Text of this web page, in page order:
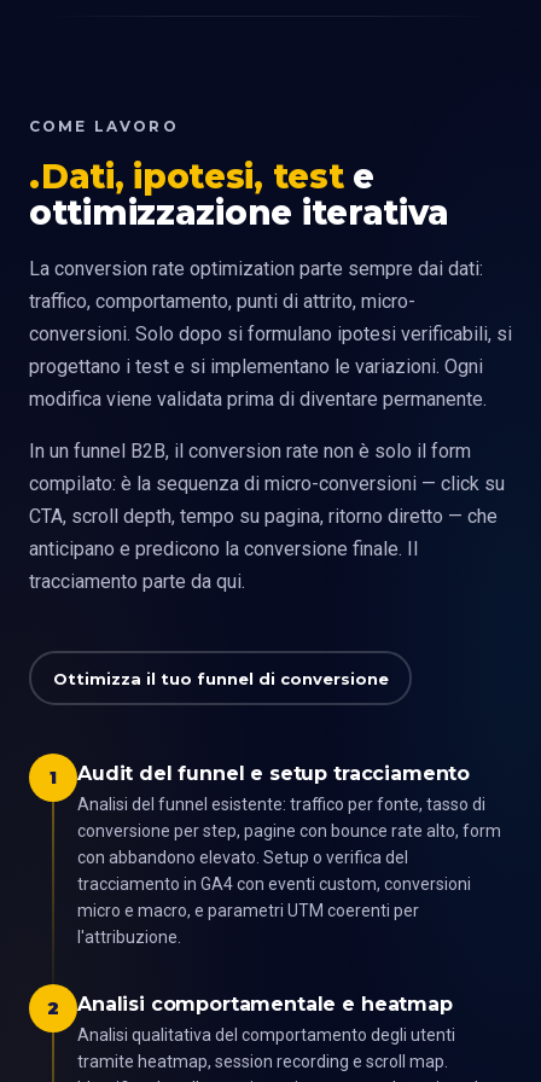
COME LAVORO
Dati, ipotesi, teste
ottimizzazione iterativa
La conversion rate optimization parte sempre dai dati:
traffico, comportamento, punti di attrito, micro-
conversioni. Solo dopo si formulano ipotesi verificabili, si
progettano i test e si implementano le variazioni. Ogni
modifica viene validata prima di diventare permanente.
In un funnel B2B, il conversion rate non è solo il form
compilato: è la sequenza di micro-conversioni — click su
CTA, scroll depth, tempo su pagina, ritorno diretto — che
anticipano e predicono la conversione finale. Il
tracciamento parte da qui.
Ottimizza il tuo funnel di conversione
1 Audit del funnel e setup tracciamento
Analisi del funnel esistente: traffico per fonte, tasso di
conversione per step, pagine con bounce rate alto, form
con abbandono elevato. Setup o verifica del
tracciamento in GA4 con eventi custom, conversioni
micro e macro, e parametri UTM coerenti per
l'attribuzione.
2 Analisi comportamentale e heatmap
Analisi qualitativa del comportamento degli utenti
tramite heatmap, session recording e scroll map.